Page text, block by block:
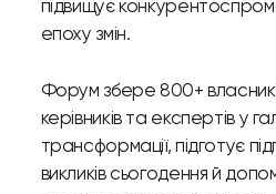
підвищує
епоху змін.
Форум збере 800+
керівників та експертів у
трансформації, підготує
викликів сьогодення й